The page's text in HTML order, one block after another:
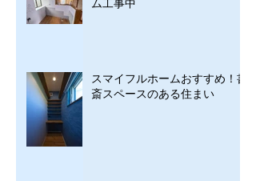
ム工事中
スマイフルホームおすすめ！書
斎スペースのある住まい